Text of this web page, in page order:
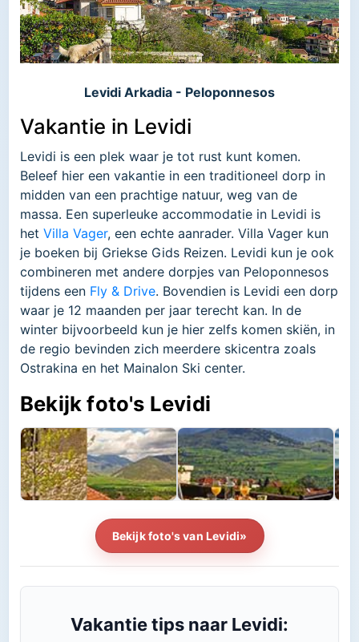
Levidi Arkadia - Peloponnesos
Vakantie in Levidi
Levidi is een plek waar je tot rust kunt komen.
Beleef hier een vakantie in een traditioneel dorp in
midden van een prachtige natuur, weg van de
massa. Een superleuke accommodatie in Levidi is
het Villa Vager, een echte aanrader. Villa Vager kun
je boeken bij Griekse Gids Reizen. Levidi kun je ook
combineren met andere dorpjes van Peloponnesos
tijdens een Fly & Drive. Bovendien is Levidi een dorp
waar je 12 maanden per jaar terecht kan. In de
winter bijvoorbeeld kun je hier zelfs komen skiën, in
de regio bevinden zich meerdere skicentra zoals
Ostrakina en het Mainalon Ski center.
Bekijk foto's Levidi
Bekijk foto's van Levidi»
Vakantie tips naar Levidi: